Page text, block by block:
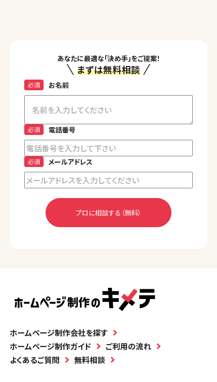
あなたに最適な「決め手」をご提案！
まずは無料相談
お名前
必須
電話番号
必須
メールアドレス
必須
ホームページ制作会社を探す
ホームページ制作ガイド
ご利用の流れ
よくあるご質問
無料相談